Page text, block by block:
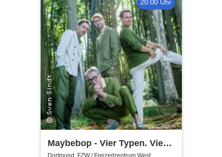
20:00 Uhr
Maybebop - Vier Typen. Vier